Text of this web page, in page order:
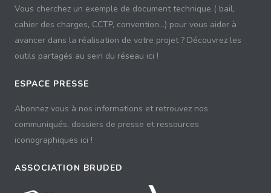
Vous cherchez un exemple de document technique ( bail,
cahier des charges, CCTP, convention...) pour vous aider à
avancer dans la réalisation de votre projet ? Découvrez les
outils partagés au sein du réseau ici !
ESPACE PRESSE
Abonnez vous à nos informations et retrouvez nos
communiqués, dossiers de presse et ressources
iconographiques ici !
ASSOCIATION BRUDED